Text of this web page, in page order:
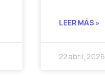
LEER MÁS »
22 abril, 2026